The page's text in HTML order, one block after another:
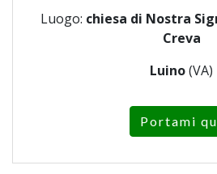
Luogo: chiesa di Nostra
Creva
Luino(VA)
Portami